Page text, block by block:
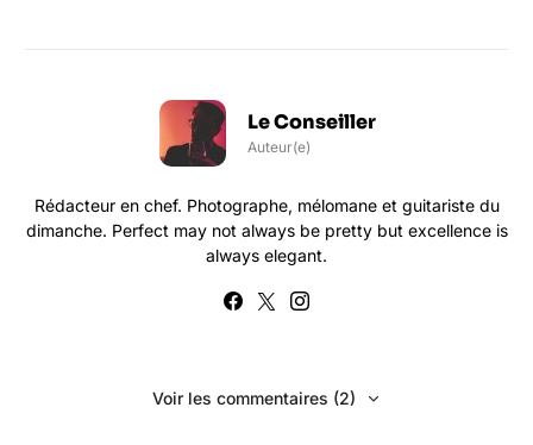
Le Conseiller
Auteur(e)
Rédacteur en chef. Photographe, mélomane et guitariste du
dimanche. Perfect may not always be pretty but excellence is
always elegant.
Voir les commentaires (2)